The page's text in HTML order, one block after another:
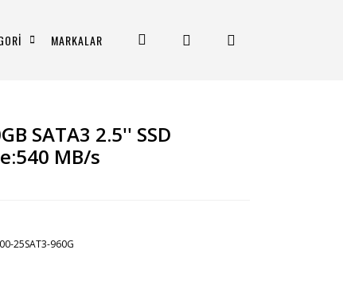
MARKALAR
SATA3 2.5'' SSD
MB/s
25SAT3-960G